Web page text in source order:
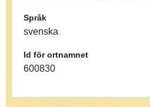
Språk
svenska
Id för ortnamnet
600830